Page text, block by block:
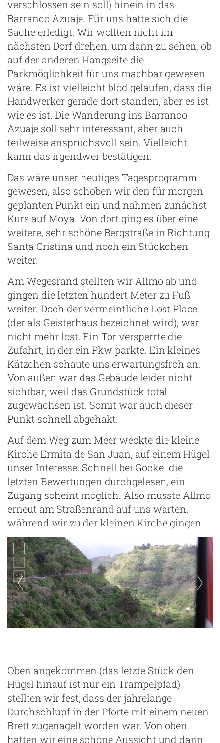
verschlossen sein soll) hinein in das
Barranco Azuaje. Für uns hatte sich die
Sache erledigt. Wir wollten nicht im
nächsten Dorf drehen, um dann zu sehen, ob
auf der anderen Hangseite die
Parkmöglichkeit für uns machbar gewesen
wäre. Es ist vielleicht blöd gelaufen, dass die
Handwerker gerade dort standen, aber es ist
wie es ist. Die Wanderung ins Barranco
Azuaje soll sehr interessant, aber auch
teilweise anspruchsvoll sein. Vielleicht
kann das irgendwer bestätigen.
Das wäre unser heutiges Tagesprogramm
gewesen, also schoben wir den für morgen
geplanten Punkt ein und nahmen zunächst
Kurs auf Moya. Von dort ging es über eine
weitere, sehr schöne Bergstraße in Richtung
Santa Cristina und noch ein Stückchen
weiter.
Am Wegesrand stellten wir Allmo ab und
gingen die letzten hundert Meter zu Fuß
weiter. Doch der vermeintliche Lost Place
(der als Geisterhaus bezeichnet wird), war
nicht mehr lost. Ein Tor versperrte die
Zufahrt, in der ein Pkw parkte. Ein kleines
Kätzchen schaute uns erwartungsfroh an.
Von außen war das Gebäude leider nicht
sichtbar, weil das Grundstück total
zugewachsen ist. Somit war auch dieser
Punkt schnell abgehakt.
Auf dem Weg zum Meer weckte die kleine
Kirche Ermita de San Juan, auf einem Hügel
unser Interesse. Schnell bei Gockel die
letzten Bewertungen durchgelesen, ein
Zugang scheint möglich. Also musste Allmo
erneut am Straßenrand auf uns warten,
während wir zu der kleinen Kirche gingen.
Oben angekommen (das letzte Stück den
Hügel hinauf ist nur ein Trampelpfad)
stellten wir fest, dass der jahrelange
Durchschlupf in der Pforte mit einem neuen
Brett zugenagelt worden war. Von oben
hatten wir eine schöne Aussicht und dann